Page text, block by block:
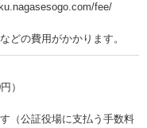
fee/
どの費用がかかります。
）
（公証役場に支払う手数料